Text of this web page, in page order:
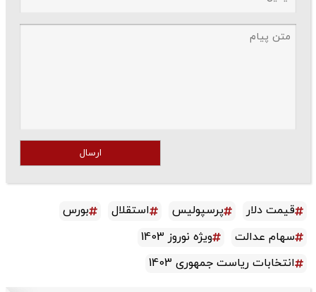
ارسال
قیمت دلار پرسپولیس استقلال
بورس
سهام عدالت
ویژه نوروز 1403
انتخابات ریاست جمهوری 1403